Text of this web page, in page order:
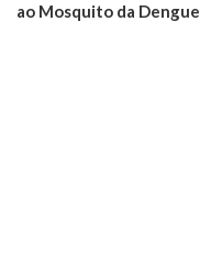
ao Mosquito da Dengue